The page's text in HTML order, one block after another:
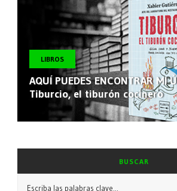
LIBROS
AQUÍ PUEDES ENCONTRAR MI
Tiburcio, el tiburón cocinero
BUSCAR